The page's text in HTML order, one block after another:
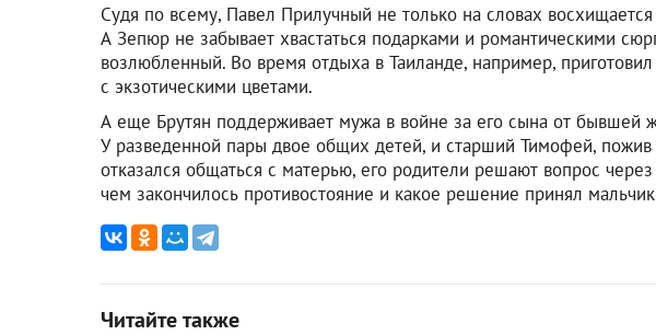
Судя по всему, Павел Прилучный не только на словах
А Зепюр не забывает хвастаться подарками и романтическими
возлюбленный. Во время отдыха в Таиланде, например,
с экзотическими цветами.
А еще Брутян поддерживает мужа в войне за его сына от бывшей
У разведенной пары двое общих детей, и старший Тимофей,
отказался общаться с матерью, его родители решают вопрос
чем закончилось противостояние и какое решение принял
Читайте также